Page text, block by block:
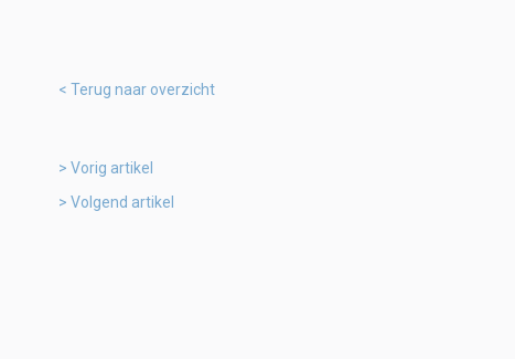
Terug naar overzicht
Vorig artikel
Volgend artikel